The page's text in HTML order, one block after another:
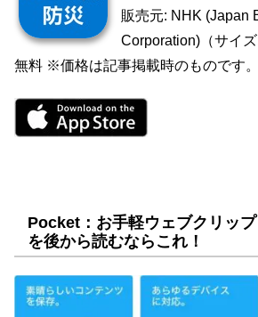
販売元: NHK (Japan
Corporation)（サイズ
無料 ※価格は記事掲載時のものです。
Pocket：お手軽ウェブクリッ
を後から読むならこれ！